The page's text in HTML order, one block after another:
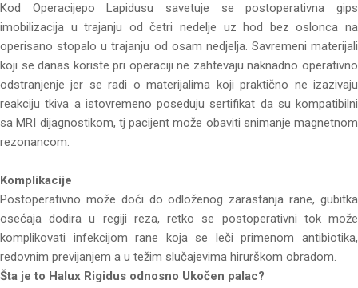
Kod Operacijepo Lapidusu savetuje se postoperativna gips
imobilizacija u trajanju od četri nedelje uz hod bez oslonca na
operisano stopalo u trajanju od osam nedjelja. Savremeni materijali
koji se danas koriste pri operaciji ne zahtevaju naknadno operativno
odstranjenje jer se radi o materijalima koji praktično ne izazivaju
reakciju tkiva a istovremeno poseduju sertifikat da su kompatibilni
sa MRI dijagnostikom, tj pacijent može obaviti snimanje magnetnom
rezonancom.
Komplikacije
Postoperativno može doći do odloženog zarastanja rane, gubitka
osećaja dodira u regiji reza, retko se postoperativni tok može
komplikovati infekcijom rane koja se leči primenom antibiotika,
redovnim previjanjem a u težim slučajevima hirurškom obradom.
Šta je to Halux Rigidus odnosno Ukočen palac?